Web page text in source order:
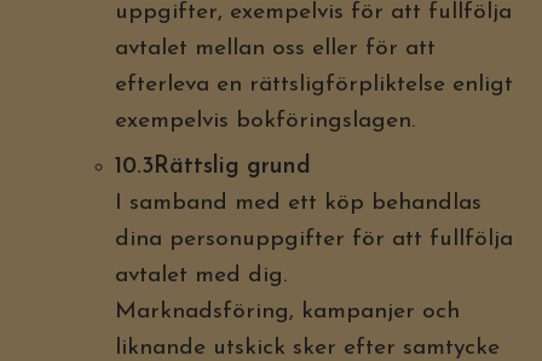
uppgifter, exempelvis för att fullfölja
avtalet mellan oss eller för att
efterleva en rättsligförpliktelse enligt
exempelvis bokföringslagen.
10.3Rättslig grund
I samband med ett köp behandlas
dina personuppgifter för att fullfölja
avtalet med dig.
Marknadsföring, kampanjer och
liknande utskick sker efter samtycke